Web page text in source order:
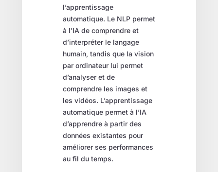
l’apprentissage
automatique. Le NLP permet
à l’IA de comprendre et
d’interpréter le langage
humain, tandis que la vision
par ordinateur lui permet
d’analyser et de
comprendre les images et
les vidéos. L’apprentissage
automatique permet à l’IA
d’apprendre à partir des
données existantes pour
améliorer ses performances
au fil du temps.